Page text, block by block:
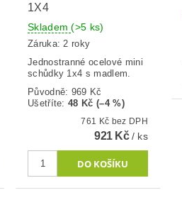
1X4
Skladem(>5 ks)
Záruka: 2 roky
Jednostranné ocelové mini
schůdky 1x4 s madlem.
Původně: 969 Kč
Ušetříte:48 Kč (–4 %)
761 Kč bez DPH
921 Kč/ ks